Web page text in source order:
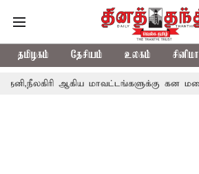
தமிழகம் தேசியம் உலகம் சினிமா
மாவட்டங்களுக்கு கன மழை எச்சரிக்கை